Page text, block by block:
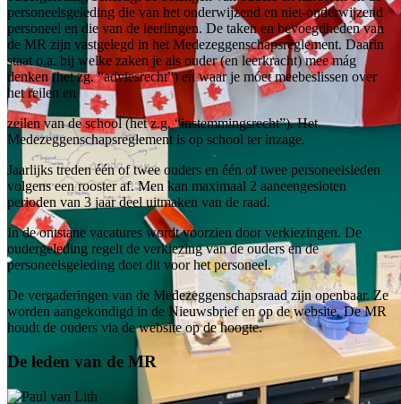
personeelsgeleding die van het onderwijzend en niet-onderwijzend
personeel en die van de leerlingen. De taken en bevoegdheden van
de MR zijn vastgelegd in het Medezeggenschapsreglement. Daarin
staat o.a. bij welke zaken je als ouder (en leerkracht) mee mág
denken (het zg. “adviesrecht”) en waar je móet meebeslissen over
het reilen en
zeilen van de school (het z.g. “instemmingsrecht”). Het
Medezeggenschapsreglement is op school ter inzage.
Jaarlijks treden één of twee ouders en één of twee personeelsleden
volgens een rooster af. Men kan maximaal 2 aaneengesloten
perioden van 3 jaar deel uitmaken van de raad.
In de ontstane vacatures wordt voorzien door verkiezingen. De
oudergeleding regelt de verkiezing van de ouders en de
personeelsgeleding doet dit voor het personeel.
De vergaderingen van de Medezeggenschapsraad zijn openbaar. Ze
worden aangekondigd in de Nieuwsbrief en op de website. De MR
houdt de ouders via de website op de hoogte.
De leden van de MR